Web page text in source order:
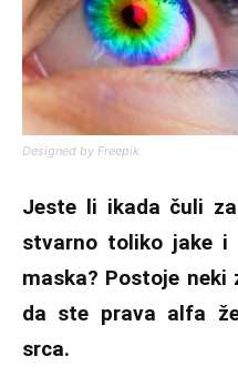
Designed by Freepik
Jeste li ikada čuli
stvarno toliko jake
maska? Postoje neki
da ste prava alfa
srca.